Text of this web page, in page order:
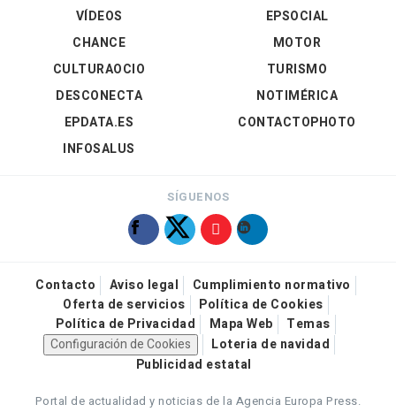
VÍDEOS
EPSOCIAL
CHANCE
CULTURAOCIO
DESCONECTA
EPDATA.ES
INFOSALUS
MOTOR
TURISMO
NOTIMÉRICA
CONTACTOPHOTO
SÍGUENOS
Contacto Aviso legal
Cumplimiento normativo
Oferta de servicios
Política de Cookies
Política de Privacidad
Mapa Web
Temas
Configuración de Cookies
Loteria de navidad
Publicidad estatal
Portal de actualidad y noticias de la Agencia Europa Press.